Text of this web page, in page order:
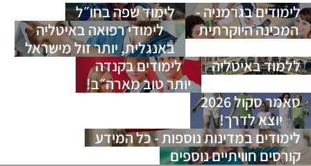
לימודים בגרמניה -
המכינה היוקרתית
לימוד שפה בחו״ל
לימודי רפואה באיטליה
באנגלית, יותר זול מישראל
ללמוד באיטליה
לימודים בקנדה
יותר טוב מארה״ב!
סאמר סקול 2026
יוצא לדרך!
לימודים במדינות נוספות - כל המידע
קורסים חוויתיים נוספים